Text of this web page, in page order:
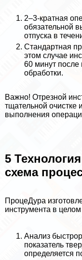
2–3-кратная
обязательной
отпуска в
Стандартная
этом случае
60 минут после
обработки.
Важно! Отрезной
тщательной
выполнения
5
схема
ПроцеДypa
инструмента в
Анализ
показатель
определяется